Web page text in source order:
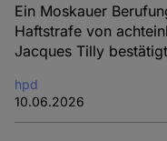
Ein Moskauer
Haftstrafe von
Jacques Tilly
hpd
10.06.2026